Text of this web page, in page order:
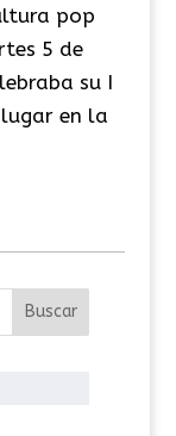
pop
5 de
su I
en la